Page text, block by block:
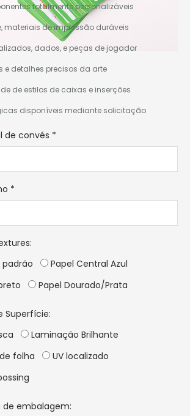
totalmente personalizáveis
materiais de impressão duráveis
dados, e peças de jogador
e detalhes precisos da arte
de estilos de caixas e inserções
disponíveis mediante solicitação
de convés *
*
:
Papel Central Azul
Papel Dourado/Prata
Superfície:
Laminação Brilhante
folha
UV localizado
de embalagem: